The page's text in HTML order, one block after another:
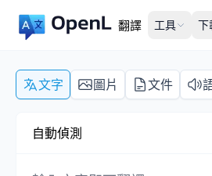
翻譯 工具 下
文字 圖片 文件
自動偵測